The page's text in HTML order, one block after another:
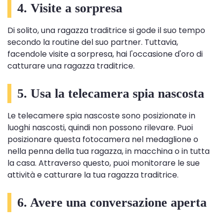
4. Visite a sorpresa
Di solito, una ragazza traditrice si gode il suo tempo
secondo la routine del suo partner. Tuttavia,
facendole visite a sorpresa, hai l'occasione d'oro di
catturare una ragazza traditrice.
5. Usa la telecamera spia nascosta
Le telecamere spia nascoste sono posizionate in
luoghi nascosti, quindi non possono rilevare. Puoi
posizionare questa fotocamera nel medaglione o
nella penna della tua ragazza, in macchina o in tutta
la casa. Attraverso questo, puoi monitorare le sue
attività e catturare la tua ragazza traditrice.
6. Avere una conversazione aperta